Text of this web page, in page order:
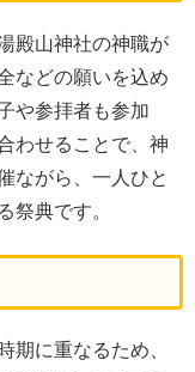
殿山神社の神職が
などの願いを込め
や参拝者も参加
わせることで、神
ながら、一人ひと
祭典です。
期に重なるため、